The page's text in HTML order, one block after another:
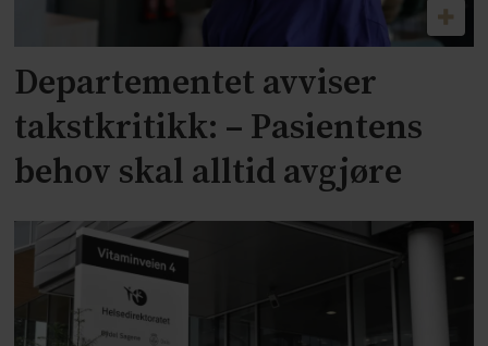
Departementet avviser
takstkritikk: – Pasientens
behov skal alltid avgjøre